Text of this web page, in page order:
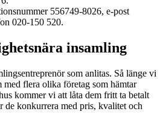
556749-8026, e-post
020-150 520.
insamling
som anlitas. Så länge vi
med flera olika företag som hämtar
kommer vi att låta dem fritt ta betalt
de konkurrera med pris, kvalitet och